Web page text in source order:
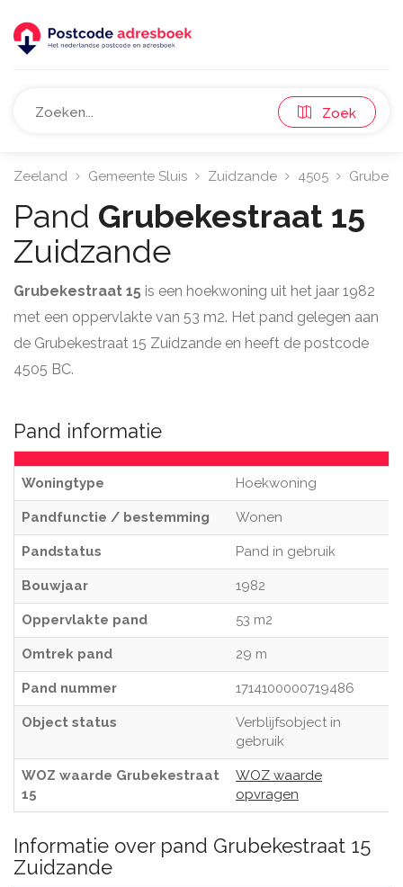
Zoek
Zeeland Gemeente Sluis Zuidzande 4505
Pand Grubekestraat 15
Zuidzande
Grubekestraat 15 is een hoekwoning uit het jaar 1982
met een oppervlakte van 53 m2. Het pand gelegen aan
de Grubekestraat 15 Zuidzande en heeft de postcode
4505 BC.
Pand informatie
Woningtype Hoekwoning
Pandfunctie / bestemming Wonen
Pandstatus Pand in gebruik
Bouwjaar 1982
Oppervlakte pand 53 m2
Omtrek pand 29 m
Pand nummer 1714100000719486
Object status
Verblijfsobject in
gebruik
WOZ waarde Grubekestraat
15
WOZ waarde
opvragen
Informatie over pand Grubekestraat 15
Zuidzande